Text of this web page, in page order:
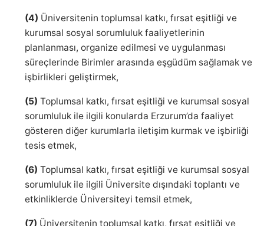
(4) Üniversitenin toplumsal katkı, fırsat eşitliği ve
kurumsal sosyal sorumluluk faaliyetlerinin
planlanması, organize edilmesi ve uygulanması
süreçlerinde Birimler arasında eşgüdüm sağlamak ve
işbirlikleri geliştirmek,
(5) Toplumsal katkı, fırsat eşitliği ve kurumsal sosyal
sorumluluk ile ilgili konularda Erzurum’da faaliyet
gösteren diğer kurumlarla iletişim kurmak ve işbirliği
tesis etmek,
(6) Toplumsal katkı, fırsat eşitliği ve kurumsal sosyal
sorumluluk ile ilgili Üniversite dışındaki toplantı ve
etkinliklerde Üniversiteyi temsil etmek,
(7) Üniversitenin toplumsal katkı, fırsat eşitliği ve